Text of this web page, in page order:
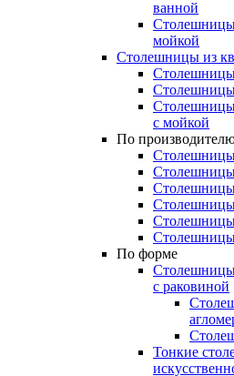
ванной
Столешницы
мойкой
Столешницы из
Столешницы
Столешницы
Столешницы
с мойкой
По
Столешницы
По форме
Столешницы
с раковиной
Тонкие